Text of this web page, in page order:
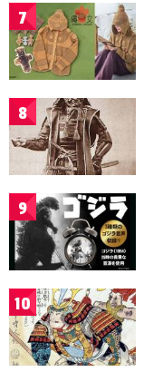
7
8
9
10